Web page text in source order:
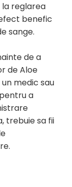
la reglarea
benefic
sange.
de a
de Aloe
medic sau
a
trebuie sa fii